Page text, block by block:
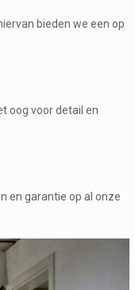
bieden we een op
oog voor detail en
en garantie op al onze